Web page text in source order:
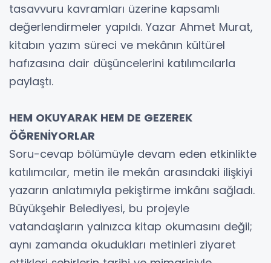
tasavvuru kavramları üzerine kapsamlı
değerlendirmeler yapıldı. Yazar Ahmet Murat,
kitabın yazım süreci ve mekânın kültürel
hafızasına dair düşüncelerini katılımcılarla
paylaştı.
HEM OKUYARAK HEM DE GEZEREK
ÖĞRENİYORLAR
Soru-cevap bölümüyle devam eden etkinlikte
katılımcılar, metin ile mekân arasındaki ilişkiyi
yazarın anlatımıyla pekiştirme imkânı sağladı.
Büyükşehir Belediyesi, bu projeyle
vatandaşların yalnızca kitap okumasını değil;
aynı zamanda okudukları metinleri ziyaret